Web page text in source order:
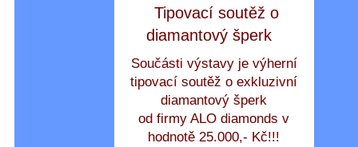
Tipovací soutěž o
diamantový šperk
Součásti výstavy je výherní
tipovací soutěž o exkluzivní
diamantový šperk
od firmy ALO diamonds v
hodnotě 25.000,- Kč!!!